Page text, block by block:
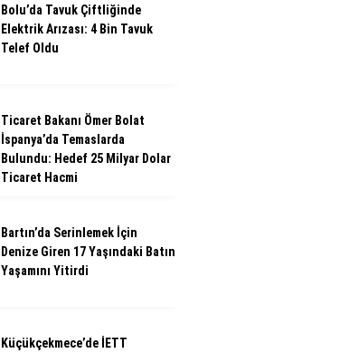
Bolu’da Tavuk Çiftliğinde
Elektrik Arızası: 4 Bin Tavuk
Telef Oldu
Ticaret Bakanı Ömer Bolat
İspanya’da Temaslarda
Bulundu: Hedef 25 Milyar Dolar
Ticaret Hacmi
Bartın’da Serinlemek İçin
Denize Giren 17 Yaşındaki Batın
Yaşamını Yitirdi
Küçükçekmece’de İETT